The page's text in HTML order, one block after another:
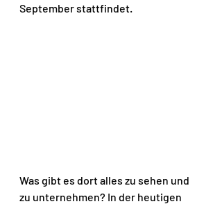
September stattfindet.
Was gibt es dort alles zu sehen und
zu unternehmen? In der heutigen